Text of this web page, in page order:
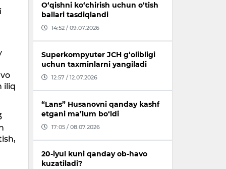
iliq
O‘qishni ko‘chirish uchun o‘tish
ballari tasdiqlandi
14:52 / 09.07.2026
Superkompyuter JCH g‘olibligi
uchun taxminlarni yangiladi
12:57 / 12.07.2026
“Lans” Husanovni qanday kashf
etgani ma’lum bo‘ldi
17:05 / 08.07.2026
20-iyul kuni qanday ob-havo
kuzatiladi?